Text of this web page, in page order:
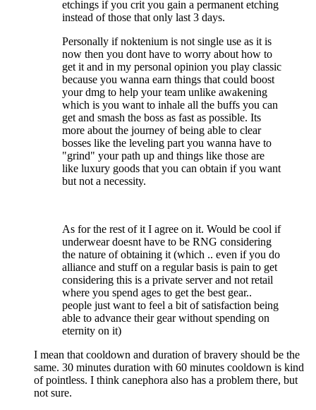
etchings if you crit you gain a permanent etching
instead of those that only last 3 days.
Personally if noktenium is not single use as it is
now then you dont have to worry about how to
get it and in my personal opinion you play classic
because you wanna earn things that could boost
your dmg to help your team unlike awakening
which is you want to inhale all the buffs you can
get and smash the boss as fast as possible. Its
more about the journey of being able to clear
bosses like the leveling part you wanna have to
"grind" your path up and things like those are
like luxury goods that you can obtain if you want
but not a necessity.
As for the rest of it I agree on it. Would be cool if
underwear doesnt have to be RNG considering
the nature of obtaining it (which .. even if you do
alliance and stuff on a regular basis is pain to get
considering this is a private server and not retail
where you spend ages to get the best gear..
people just want to feel a bit of satisfaction being
able to advance their gear without spending on
eternity on it)
I mean that cooldown and duration of bravery should be the
same. 30 minutes duration with 60 minutes cooldown is kind
of pointless. I think canephora also has a problem there, but
not sure.